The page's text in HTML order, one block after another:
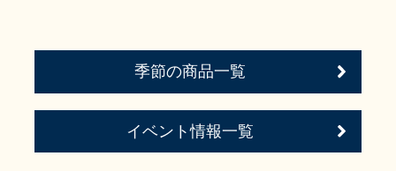
地酒蔵元会とは
季節の商品一覧
イベント情報一覧